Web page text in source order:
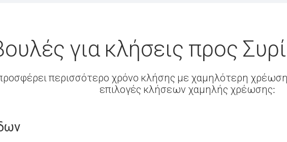
για κλήσεις προς
περισσότερο χρόνο κλήσης με χαμηλότερη
επιλογές κλήσεων χαμηλής χρέωσης: